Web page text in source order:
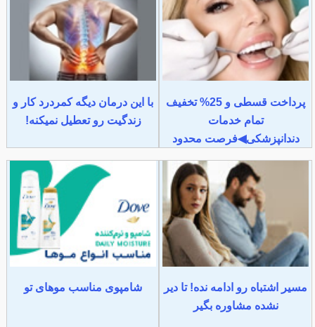
پرداخت قسطی و 25% تخفیف
تمام خدمات
دندانپزشکی◀فرصت محدود
با این درمان دیگه کمردرد کار و
زندگیت رو تعطیل نمیکنه!
مسیر اشتباه رو ادامه نده! تا دیر
نشده مشاوره بگیر
شامپوی مناسب موهای تو